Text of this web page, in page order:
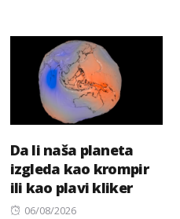
Da li naša planeta
izgleda kao krompir
ili kao plavi kliker
Posted
06/08/2026